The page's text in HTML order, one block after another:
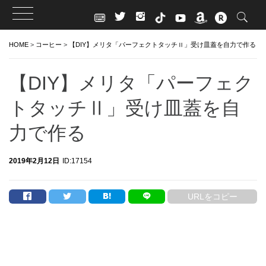
HOME > コーヒー > 【DIY】メリタ「パーフェクトタッチⅡ」受け皿蓋を自力で作る
【DIY】メリタ「パーフェク
トタッチⅡ」受け皿蓋を自
力で作る
2019年2月12日 ID:17154
URLをコピー